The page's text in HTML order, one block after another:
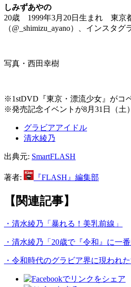
しみずあやの
20歳 1999年3月20日生まれ 東京
（@_shimizu_ayano）、インスタグ
写真・西田幸樹
※1stDVD『東京・漂流少女』がコ
※発売記念イベントが8月31日（土
グラビアアイドル
清水綾乃
出典元: SmartFLASH
著者: 『FLASH』編集部
【関連記事】
・清水綾乃「暴れる！美乳前線」
・清水綾乃「20歳で『令和』に一番
・令和時代のグラビア界に現われ